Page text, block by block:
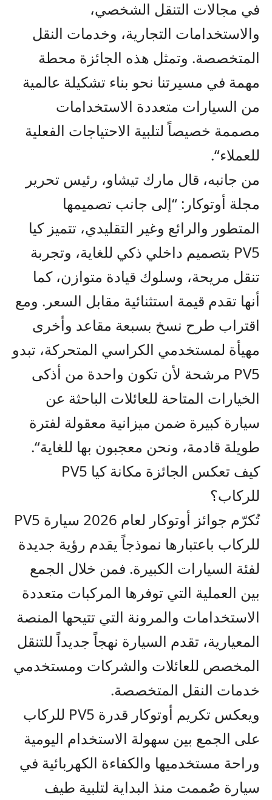
في مجالات التنقل الشخصي،
والاستخدامات التجارية، وخدمات النقل
المتخصصة. وتمثل هذه الجائزة محطة
مهمة في مسيرتنا نحو بناء تشكيلة عالمية
من السيارات متعددة الاستخدامات
مصممة خصيصاًلتلبية الاحتياجات الفعلية
للعملاء“.
من جانبه، قال مارك تيشاو، رئيس تحرير
مجلة أوتوكار: “إلى جانب تصميمها
المتطور والرائع وغير التقليدي، تتميز كيا
PV5 بتصميم داخلي ذكي للغاية، وتجربة
تنقل مريحة، وسلوك قيادة متوازن، كما
أنها تقدم قيمة استثنائية مقابل السعر . ومع
اقتراب طرح نسخ بسبعة مقاعد وأخرى
مهيأة لمستخدمي الكراسي المتحركة، تبدو
PV5 مرشحة لأن تكون واحدة من أذكى
الخيارات المتاحة للعائلات الباحثة عن
سيارة كبيرة ضمن ميزانية معقولة لفترة
طويلة قادمة، ونحن معجبون بها للغاية“.
كيف تعكس الجائزة مكانة كيا PV5
للركاب؟
تُكرّم جوائز أوتوكار لعام 2026 سيارة
PV5
للركاب باعتبارها نموذجاًيقدم رؤية جديدة
لفئة السيارات الكبيرة. فمن خلال الجمع
بين العملية التي توفرها المركبات متعددة
الاستخدامات والمرونة التي تتيحها المنصة
المعيارية، تقدم السيارة نهجاًجديداًللتنقل
المخصص للعائلات والشركات ومستخدمي
خدمات النقل المتخصصة.
ويعكس تكريم أوتوكار قدرة PV5 للركاب
على الجمع بين سهولة الاستخدام اليومية
وراحة مستخدميها والكفاءة الكهربائية في
سيارة صُممت منذ البداية لتلبية طيف